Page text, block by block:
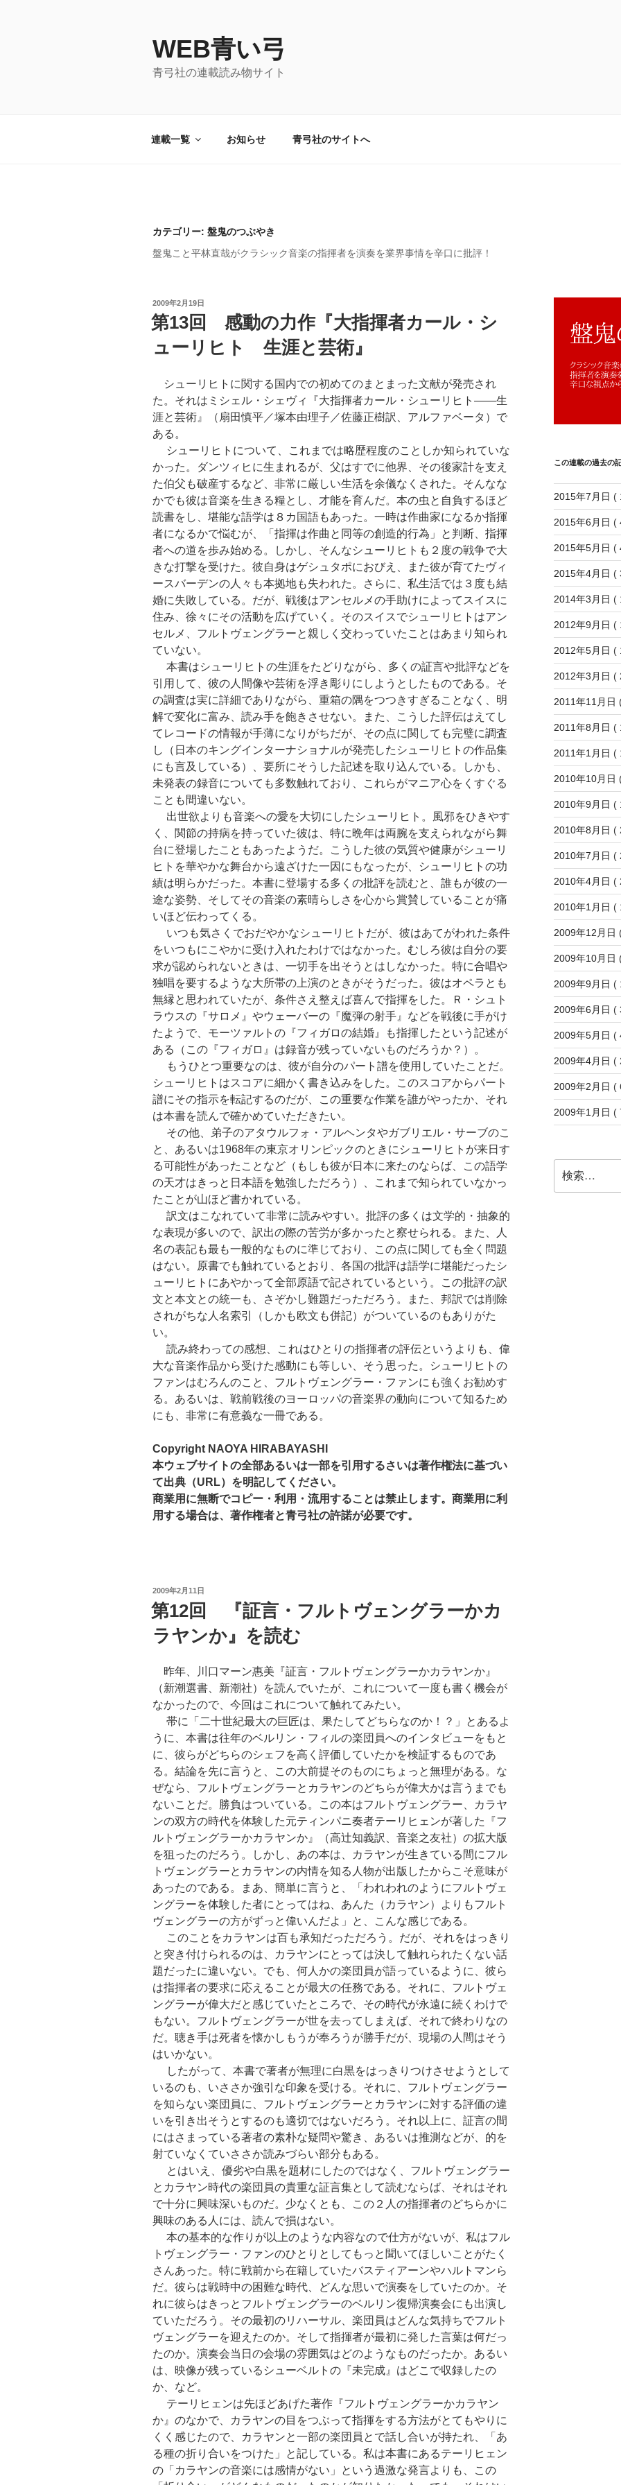
WEB青い弓
青弓社の連載読み物サイト
連載一覧 お知らせ 青弓社のサイトへ
カテゴリー: 盤鬼のつぶやき
盤鬼こと平林直哉がクラシック音楽の指揮者を演奏を業界事情を辛口に批評！
投
稿
日:
2009年2月19日
第13回 感動の力作『大指揮者カール・シ
ューリヒト 生涯と芸術』
シューリヒトに関する国内での初めてのまとまった文献が発売され
た。それはミシェル・シェヴィ『大指揮者カール・シューリヒト――生
涯と芸術』（扇田慎平／塚本由理子／佐藤正樹訳、アルファベータ）で
ある。
シューリヒトについて、これまでは略歴程度のことしか知られていな
かった。ダンツィヒに生まれるが、父はすでに他界、その後家計を支え
た伯父も破産するなど、非常に厳しい生活を余儀なくされた。そんなな
かでも彼は音楽を生きる糧とし、才能を育んだ。本の虫と自負するほど
読書をし、堪能な語学は８カ国語もあった。一時は作曲家になるか指揮
者になるかで悩むが、「指揮は作曲と同等の創造的行為」と判断、指揮
者への道を歩み始める。しかし、そんなシューリヒトも２度の戦争で大
きな打撃を受けた。彼自身はゲシュタポにおびえ、また彼が育てたヴィ
ースバーデンの人々も本拠地も失われた。さらに、私生活では３度も結
婚に失敗している。だが、戦後はアンセルメの手助けによってスイスに
住み、徐々にその活動を広げていく。そのスイスでシューリヒトはアン
セルメ、フルトヴェングラーと親しく交わっていたことはあまり知られ
ていない。
本書はシューリヒトの生涯をたどりながら、多くの証言や批評などを
引用して、彼の人間像や芸術を浮き彫りにしようとしたものである。そ
の調査は実に詳細でありながら、重箱の隅をつつきすぎることなく、明
解で変化に富み、読み手を飽きさせない。また、こうした評伝はえてし
てレコードの情報が手薄になりがちだが、その点に関しても完璧に調査
し（日本のキングインターナショナルが発売したシューリヒトの作品集
にも言及している）、要所にそうした記述を取り込んでいる。しかも、
未発表の録音についても多数触れており、これらがマニア心をくすぐる
ことも間違いない。
出世欲よりも音楽への愛を大切にしたシューリヒト。風邪をひきやす
く、関節の持病を持っていた彼は、特に晩年は両腕を支えられながら舞
台に登場したこともあったようだ。こうした彼の気質や健康がシューリ
ヒトを華やかな舞台から遠ざけた一因にもなったが、シューリヒトの功
績は明らかだった。本書に登場する多くの批評を読むと、誰もが彼の一
途な姿勢、そしてその音楽の素晴らしさを心から賞賛していることが痛
いほど伝わってくる。
いつも気さくでおだやかなシューリヒトだが、彼はあてがわれた条件
をいつもにこやかに受け入れたわけではなかった。むしろ彼は自分の要
求が認められないときは、一切手を出そうとはしなかった。特に合唱や
独唱を要するような大所帯の上演のときがそうだった。彼はオペラとも
無縁と思われていたが、条件さえ整えば喜んで指揮をした。Ｒ・シュト
ラウスの『サロメ』やウェーバーの『魔弾の射手』などを戦後に手がけ
たようで、モーツァルトの『フィガロの結婚』も指揮したという記述が
ある（この『フィガロ』は録音が残っていないものだろうか？）。
もうひとつ重要なのは、彼が自分のパート譜を使用していたことだ。
シューリヒトはスコアに細かく書き込みをした。このスコアからパート
譜にその指示を転記するのだが、この重要な作業を誰がやったか、それ
は本書を読んで確かめていただきたい。
その他、弟子のアタウルフォ・アルヘンタやガブリエル・サーブのこ
と、あるいは1968年の東京オリンピックのときにシューリヒトが来日す
る可能性があったことなど（もしも彼が日本に来たのならば、この語学
の天才はきっと日本語を勉強しただろう）、これまで知られていなかっ
たことが山ほど書かれている。
訳文はこなれていて非常に読みやすい。批評の多くは文学的・抽象的
な表現が多いので、訳出の際の苦労が多かったと察せられる。また、人
名の表記も最も一般的なものに準じており、この点に関しても全く問題
はない。原書でも触れているとおり、各国の批評は語学に堪能だったシ
ューリヒトにあやかって全部原語で記されているという。この批評の訳
文と本文との統一も、さぞかし難題だっただろう。また、邦訳では削除
されがちな人名索引（しかも欧文も併記）がついているのもありがた
い。
読み終わっての感想、これはひとりの指揮者の評伝というよりも、偉
大な音楽作品から受けた感動にも等しい、そう思った。シューリヒトの
ファンはむろんのこと、フルトヴェングラー・ファンにも強くお勧めす
る。あるいは、戦前戦後のヨーロッパの音楽界の動向について知るため
にも、非常に有意義な一冊である。
Copyright NAOYA HIRABAYASHI
本ウェブサイトの全部あるいは一部を引用するさいは著作権法に基づい
て出典（URL）を明記してください。
商業用に無断でコピー・利用・流用することは禁止します。商業用に利
用する場合は、著作権者と青弓社の許諾が必要です。
投
稿
日:
2009年2月11日
第12回 『証言・フルトヴェングラーかカ
ラヤンか』を読む
昨年、川口マーン惠美『証言・フルトヴェングラーかカラヤンか』
（新潮選書、新潮社）を読んでいたが、これについて一度も書く機会が
なかったので、今回はこれについて触れてみたい。
帯に「二十世紀最大の巨匠は、果たしてどちらなのか！？」とあるよ
うに、本書は往年のベルリン・フィルの楽団員へのインタビューをもと
に、彼らがどちらのシェフを高く評価していたかを検証するものであ
る。結論を先に言うと、この大前提そのものにちょっと無理がある。な
ぜなら、フルトヴェングラーとカラヤンのどちらが偉大かは言うまでも
ないことだ。勝負はついている。この本はフルトヴェングラー、カラヤ
ンの双方の時代を体験した元ティンパニ奏者テーリヒェンが著した『フ
ルトヴェングラーかカラヤンか』（高辻知義訳、音楽之友社）の拡大版
を狙ったのだろう。しかし、あの本は、カラヤンが生きている間にフル
トヴェングラーとカラヤンの内情を知る人物が出版したからこそ意味が
あったのである。まあ、簡単に言うと、「われわれのようにフルトヴェ
ングラーを体験した者にとってはね、あんた（カラヤン）よりもフルト
ヴェングラーの方がずっと偉いんだよ」と、こんな感じである。
このことをカラヤンは百も承知だっただろう。だが、それをはっきり
と突き付けられるのは、カラヤンにとっては決して触れられたくない話
題だったに違いない。でも、何人かの楽団員が語っているように、彼ら
は指揮者の要求に応えることが最大の任務である。それに、フルトヴェ
ングラーが偉大だと感じていたところで、その時代が永遠に続くわけで
もない。フルトヴェングラーが世を去ってしまえば、それで終わりなの
だ。聴き手は死者を懐かしもうが奉ろうが勝手だが、現場の人間はそう
はいかない。
したがって、本書で著者が無理に白黒をはっきりつけさせようとして
いるのも、いささか強引な印象を受ける。それに、フルトヴェングラー
を知らない楽団員に、フルトヴェングラーとカラヤンに対する評価の違
いを引き出そうとするのも適切ではないだろう。それ以上に、証言の間
にはさまっている著者の素朴な疑問や驚き、あるいは推測などが、的を
射ていなくていささか読みづらい部分もある。
とはいえ、優劣や白黒を題材にしたのではなく、フルトヴェングラー
とカラヤン時代の楽団員の貴重な証言集として読むならば、それはそれ
で十分に興味深いものだ。少なくとも、この２人の指揮者のどちらかに
興味のある人には、読んで損はない。
本の基本的な作りが以上のような内容なので仕方がないが、私はフル
トヴェングラー・ファンのひとりとしてもっと聞いてほしいことがたく
さんあった。特に戦前から在籍していたバスティアーンやハルトマンら
だ。彼らは戦時中の困難な時代、どんな思いで演奏をしていたのか。そ
れに彼らはきっとフルトヴェングラーのベルリン復帰演奏会にも出演し
ていただろう。その最初のリハーサル、楽団員はどんな気持ちでフルト
ヴェングラーを迎えたのか。そして指揮者が最初に発した言葉は何だっ
たのか。演奏会当日の会場の雰囲気はどのようなものだったか。あるい
は、映像が残っているシューベルトの『未完成』はどこで収録したの
か、など。
テーリヒェンは先ほどあげた著作『フルトヴェングラーかカラヤン
か』のなかで、カラヤンの目をつぶって指揮をする方法がとてもやりに
くく感じたので、カラヤンと一部の楽団員とで話し合いが持たれ、「あ
る種の折り合いをつけた」と記している。私は本書にあるテーリヒェン
の「カラヤンの音楽には感情がない」という過激な発言よりも、この
この連載の過去の
2015年7月日 (
2015年6月日 (
2015年5月日 (
2015年4月日 (
2014年3月日 (
2012年9月日 (
2012年5月日 (
2012年3月日 (
2011年11月日
2011年8月日 (
2011年1月日 (
2010年10月日
2010年9月日 (
2010年8月日 (
2010年7月日 (
2010年4月日 (
2010年1月日 (
2009年12月日
2009年10月日
2009年9月日 (
2009年6月日 (
2009年5月日 (
2009年4月日 (
2009年2月日 (
2009年1月日 (
索: